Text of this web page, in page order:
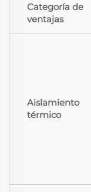
Categoría de
ventajas
Aislamiento
térmico